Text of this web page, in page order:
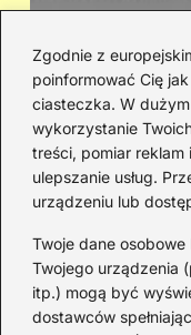
Zgodnie z
poinformować Cię
ciasteczka. W
wykorzystanie
treści, pomiar
ulepszanie usług.
urządzeniu lub
Twoje dane
Twojego urządzenia
itp.) mogą być
dostawców
Ile
innych
Redakcja
JazzJuniors.pl to
animatorów i
więcej niż dźwięki –